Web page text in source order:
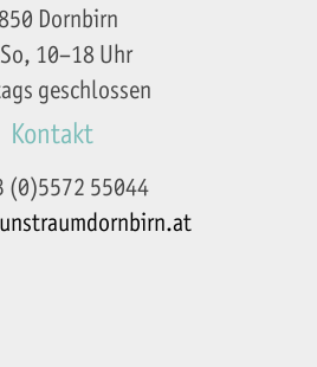
Dornbirn
10–18 Uhr
geschlossen
Kontakt
(0)5572 55044